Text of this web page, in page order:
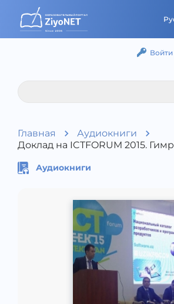
Войти
Главная
Аудиокниги
Доклад на ICTFORUM 2015.
Аудиокниги